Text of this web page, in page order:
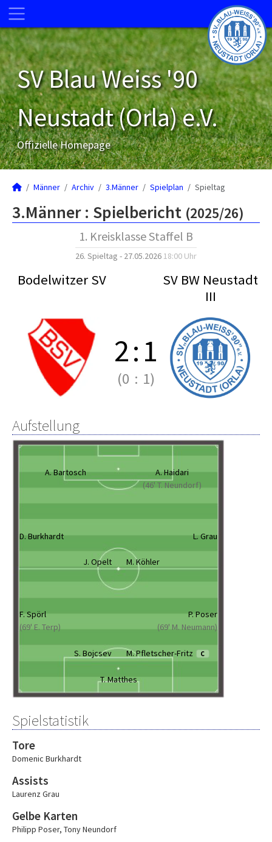
SV Blau Weiss '90
Neustadt (Orla) e.V.
Offizielle Homepage
Männer Archiv 3.Männer Spielplan Spieltag
3.Männer : Spielbericht (2025/26)
1. Kreisklasse Staffel B
26. Spieltag - 27.05.2026 18:00 Uhr
Bodelwitzer SV
SV BW Neustadt
III
2:1
(0 : 1)
Aufstellung
A. Bartosch
A. Haidari
(46' T. Neundorf)
D. Burkhardt L. Grau
J. Opelt M. Köhler
F. Spörl
(69' E. Terp)
P. Poser
(69' M. Neumann)
S. Bojcsev M. Pfletscher-Fritz C
T. Matthes
Spielstatistik
Tore
Domenic Burkhardt
Assists
Laurenz Grau
Gelbe Karten
Philipp Poser, Tony Neundorf